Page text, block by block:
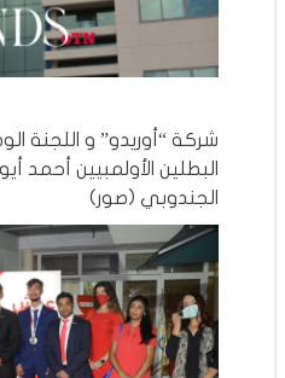
شركة “أوريدو” و اللجنة
البطلين الأولمبيين
الجندوبي (صور)